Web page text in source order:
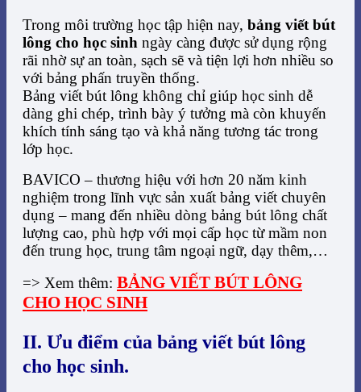
Trong môi trường học tập hiện nay, bảng viết bút
lông cho học sinh ngày càng được sử dụng rộng
rãi nhờ sự an toàn, sạch sẽ và tiện lợi hơn nhiều so
với bảng phấn truyền thống.
Bảng viết bút lông không chỉ giúp học sinh dễ
dàng ghi chép, trình bày ý tưởng mà còn khuyến
khích tính sáng tạo và khả năng tương tác trong
lớp học.
BAVICO – thương hiệu với hơn 20 năm kinh
nghiệm trong lĩnh vực sản xuất bảng viết chuyên
dụng – mang đến nhiều dòng bảng bút lông chất
lượng cao, phù hợp với mọi cấp học từ mầm non
đến trung học, trung tâm ngoại ngữ, dạy thêm,…
=> Xem thêm: BẢNG VIẾT BÚT LÔNG
CHO HỌC SINH
II. Ưu điểm của bảng viết bút lông
cho học sinh.